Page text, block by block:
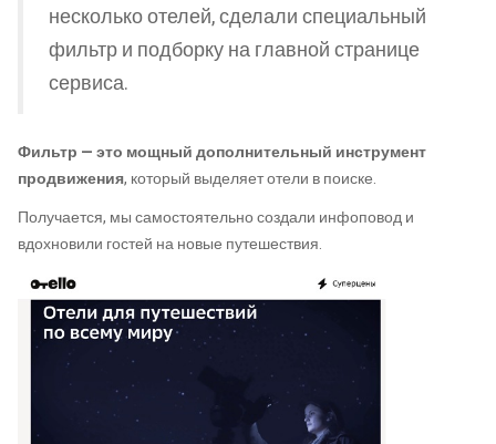
несколько отелей, сделали специальный
фильтр и подборку на главной странице
сервиса.
Фильтр — это мощный дополнительный инструмент
продвижения, который выделяет отели в поиске.
Получается, мы самостоятельно создали инфоповод и
вдохновили гостей на новые путешествия.